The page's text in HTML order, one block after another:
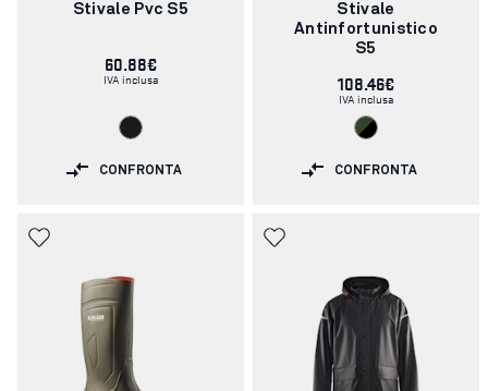
articolo:
Stivale Pvc S5
60.88€
IVA inclusa
CONFRONTA
articolo:
Stivale
Antinfortunistico
S5
108.46€
IVA inclusa
CONFRONTA